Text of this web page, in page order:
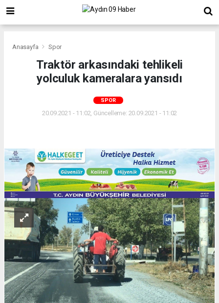
Anasayfa Spor
Traktör arkasındaki tehlikeli
yolculuk kameralara yansıdı
SPOR
20.09.2021 - 11:02, Güncelleme: 20.09.2021 - 11:02